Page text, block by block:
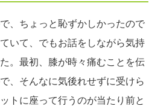
、ちょっと恥ずかしかったので
いて、でもお話をしながら気持
。最初、膝が時々痛むことを伝
、そんなに気後れせずに受けら
トに座って行うのが当たり前と